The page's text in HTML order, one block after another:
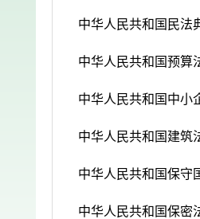
中华人民共和国民法
中华人民共和国预算
中华人民共和国中小
中华人民共和国建筑
中华人民共和国保守
中华人民共和国保密